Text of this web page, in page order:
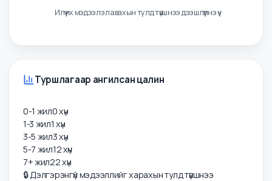
Илүү их мэдээлэл авахын тулд түвшнээ дээшлүүлнэ үү
Туршлагаар ангилсан цалин
0-1 жил0хүн
1-3 жил1хүн
3-5 жил3хүн